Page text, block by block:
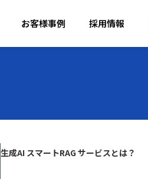
お客様事例 採用情報
生成AI スマートRAG サービスとは？